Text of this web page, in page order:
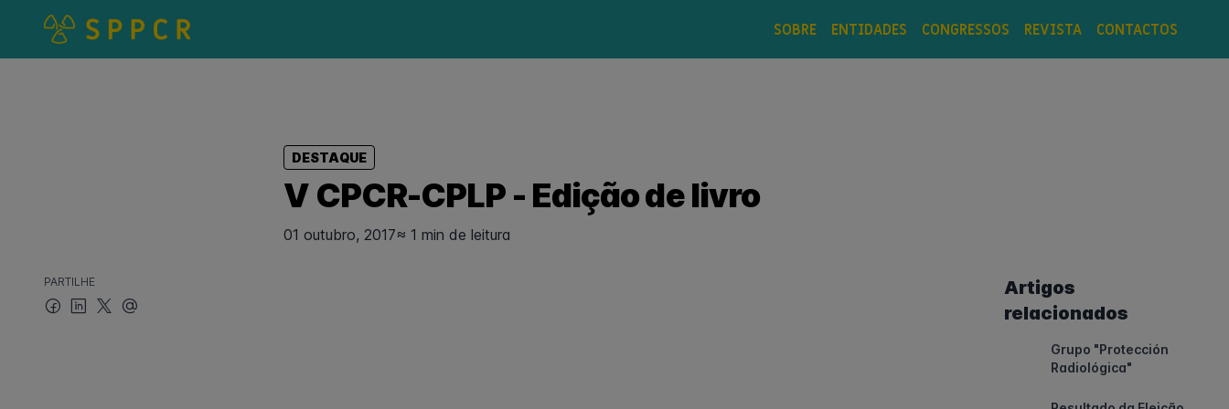
SOBRE ENTIDADES CONGRESSOS REVISTA CONTACTOS
DESTAQUE
V CPCR-CPLP - Edição de livro
01 outubro, 2017≈ 1 min de leitura
PARTILHE
Artigos
relacionados
Grupo "Protección
Radiológica"